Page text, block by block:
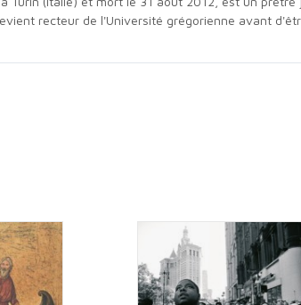
recteur de l'Université grégorienne avant